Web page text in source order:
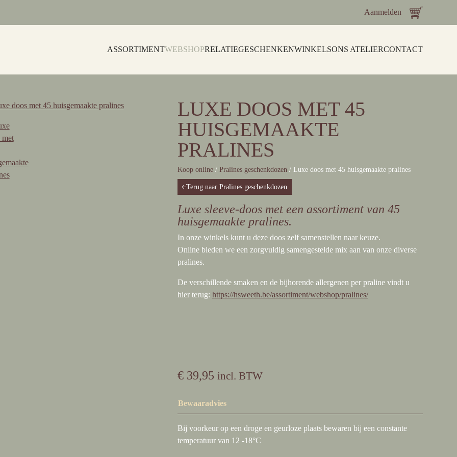
Aanmelden
ASSORTIMENTWEBSHOPRELATIEGESCHENKENWINKELSONS ATELIERCONTACT
LUXE DOOS MET 45
HUISGEMAAKTE
PRALINES
Koop online/ Pralines geschenkdozen/ Luxe doos met 45 huisgemaakte pralines
Terug naar Pralines geschenkdozen
Luxe sleeve-doos met een assortiment van 45
huisgemaakte pralines.
In onze winkels kunt u deze doos zelf samenstellen naar keuze.
Online bieden we een zorgvuldig samengestelde mix aan van onze diverse
pralines.
De verschillende smaken en de bijhorende allergenen per praline vindt u
hier terug: https://hsweeth.be/assortiment/webshop/pralines/
€39,95 incl. BTW
Bewaaradvies
Bij voorkeur op een droge en geurloze plaats bewaren bij een constante
temperatuur van 12 -18°C